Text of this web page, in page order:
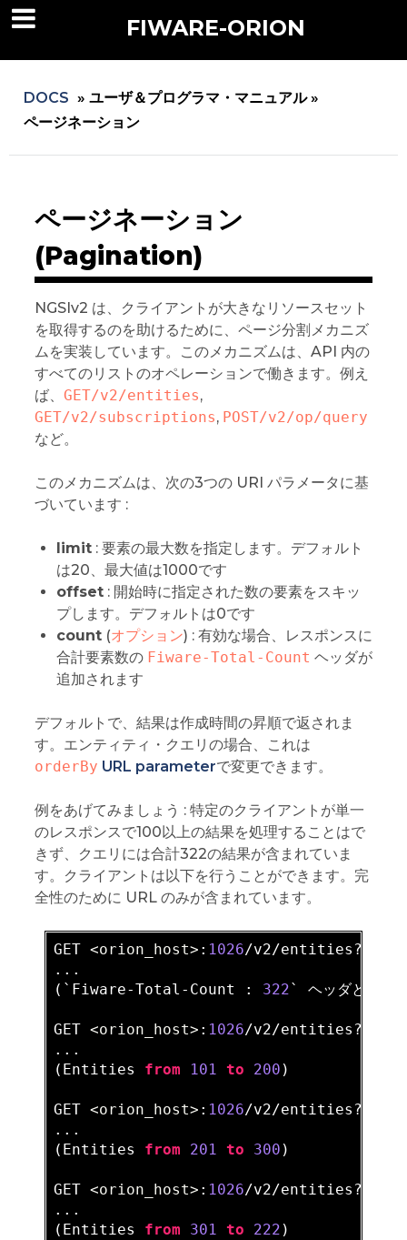
FIWARE-ORION
DOCS » ユーザ＆プログラマ・マニュアル »
ページネーション
ページネーション
(Pagination)
NGSIv2 は、クライアントが大きなリソースセット
を取得するのを助けるために、ページ分割メカニズ
ムを実装しています。このメカニズムは、API 内の
すべてのリストのオペレーションで働きます。例え
ば、 GET/v2/entities,
GET/v2/subscriptions, POST/v2/op/query
など。
このメカニズムは、次の3つの URI パラメータに基
づいています :
limit: 要素の最大数を指定します。デフォルト
は20、最大値は1000です
offset: 開始時に指定された数の要素をスキッ
プします。デフォルトは0です
count(オプション) : 有効な場合、レスポンスに
合計要素数の Fiware-Total-Count ヘッダが
追加されます
デフォルトで、結果は作成時間の昇順で返されま
す。エンティティ・クエリの場合、これは
orderBy URL parameterで変更できます。
例をあげてみましょう : 特定のクライアントが単一
のレスポンスで100以上の結果を処理することはで
きず、クエリには合計322の結果が含まれていま
す。クライアントは以下を行うことができます。完
全性のために URL のみが含まれています。
GET <orion_host> : 1026/v2/entities?
...
(`Fiware-Total-Count : 322` ヘッダと共に
GET <orion_host> : 1026/v2/
...
(Entities from 101 to 200 )
GET <orion_host> : 1026/v2/
...
(Entities from 201 to 300 )
GET <orion_host> : 1026/v2/
...
(Entities from 301 to 222